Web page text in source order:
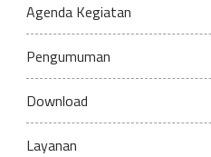
Agenda Kegiatan
Pengumuman
Download
Layanan